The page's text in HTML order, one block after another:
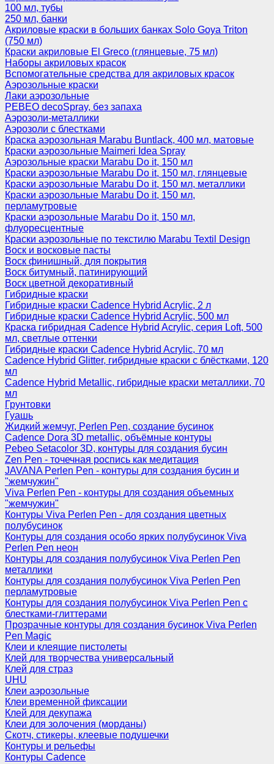
100 мл, тубы
250 мл, банки
Акриловые краски в больших банках Solo Goya Triton
(750 мл)
Краски акриловые El Greco (глянцевые, 75 мл)
Наборы акриловых красок
Вспомогательные средства для акриловых красок
Аэрозольные краски
Лаки аэрозольные
PEBEO decoSpray, без запаха
Аэрозоли-металлики
Аэрозоли с блестками
Краска аэрозольная Marabu Buntlack, 400 мл, матовые
Краски аэрозольные Maimeri Idea Spray
Аэрозольные краски Marabu Do it, 150 мл
Краски аэрозольные Marabu Do it, 150 мл, глянцевые
Краски аэрозольные Marabu Do it, 150 мл, металлики
Краски аэрозольные Marabu Do it, 150 мл,
перламутровые
Краски аэрозольные Marabu Do it, 150 мл,
флуоресцентные
Краски аэрозольные по текстилю Marabu Textil Design
Воск и восковые пасты
Воск финишный, для покрытия
Воск битумный, патинирующий
Воск цветной декоративный
Гибридные краски
Гибридные краски Cadence Hybrid Acrylic, 2 л
Гибридные краски Cadence Hybrid Acrylic, 500 мл
Краска гибридная Cadence Hybrid Acrylic, серия Loft, 500
мл, светлые оттенки
Гибридные краски Cadence Hybrid Acrylic, 70 мл
Cadence Hybrid Glitter, гибридные краски с блёстками, 120
мл
Cadence Hybrid Metallic, гибридные краски металлики, 70
мл
Грунтовки
Гуашь
Жидкий жемчуг, Perlen Pen, создание бусинок
Cadence Dora 3D metallic, объёмные контуры
Pebeo Setacolor 3D, контуры для создания бусин
Zen Pen - точечная роспись как медитация
JAVANA Perlen Pen - контуры для создания бусин и
"жемчужин"
Viva Perlen Pen - контуры для создания объемных
"жемчужин"
Контуры Viva Perlen Pen - для создания цветных
полубусинок
Контуры для создания особо ярких полубусинок Viva
Perlen Pen неон
Контуры для создания полубусинок Viva Perlen Pen
металлики
Контуры для создания полубусинок Viva Perlen Pen
перламутровые
Контуры для создания полубусинок Viva Perlen Pen с
блестками-глиттерами
Прозрачные контуры для создания бусинок Viva Perlen
Pen Magic
Клеи и клеящие пистолеты
Клей для творчества универсальный
Клей для страз
UHU
Клеи аэрозольные
Клеи временной фиксации
Клей для декупажа
Клеи для золочения (морданы)
Скотч, стикеры, клеевые подушечки
Контуры и рельефы
Контуры Cadence